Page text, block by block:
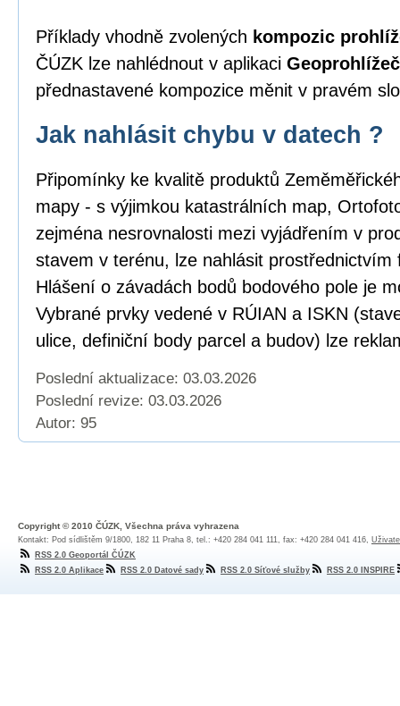
Příklady vhodně zvolených kompozic
ČÚZK lze nahlédnout v aplikaci Geoprohlížeč
přednastavené kompozice měnit v pravém
Jak nahlásit chybu v datech ?
Připomínky ke kvalitě produktů
mapy - s výjimkou katastrálních map,
zejména nesrovnalosti mezi vyjádřením v
stavem v terénu, lze nahlásit
Hlášení o závadách bodů bodového pole je
Vybrané prvky vedené v RÚIAN a ISKN
ulice, definiční body parcel a budov) lze
Poslední aktualizace: 03.03.2026
Poslední revize: 03.03.2026
Autor: 95
Copyright © 2010 ČÚZK, Všechna práva vyhrazena
Kontakt: Pod sídlištěm 9/1800, 182 11 Praha 8, tel.: +420 284 041 111, fax: +420 284 041 416,
RSS 2.0 Geoportál ČÚZK
RSS 2.0 Aplikace
RSS 2.0 Datové sady RSS 2.0 Síťové služby RSS 2.0 INSPIRE